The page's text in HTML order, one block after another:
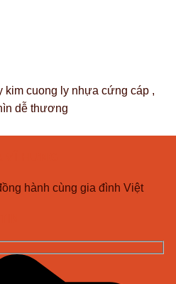
kim cuong ly nhựa cứng cáp ,
dễ thương
hành cùng gia đình Việt